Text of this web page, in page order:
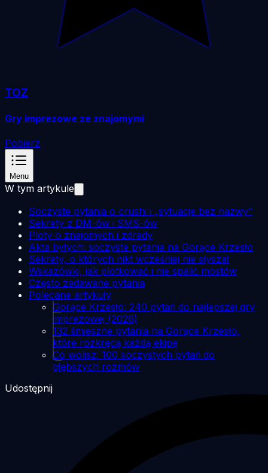
TOZ
Gry imprezowe ze znajomymi
Pobierz
Menu
W tym artykule
Soczyste pytania o crushi i „sytuacje bez nazwy”
Sekrety z DM-ów i SMS-ów
Ploty o znajomych i zdrady
Akta byłych: soczyste pytania na Gorące Krzesło
Sekrety, o których nikt wcześniej nie słyszał
Wskazówki, jak plotkować i nie spalić mostów
Często zadawane pytania
Polecane artykuły
Gorące Krzesło: 240 pytań do najlepszej gry
imprezowej (2026)
132 śmieszne pytania na Gorące Krzesło,
które rozkręcą każdą ekipę
Co wolisz: 100 soczystych pytań do
głębszych rozmów
Udostępnij